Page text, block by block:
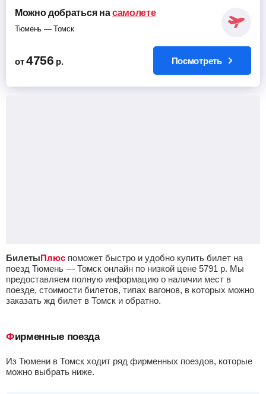
Можно добраться насамолете
Тюмень — Томск
от4756 р. Посмотреть
БилетыПлюс поможет быстро и удобно купить билет на
поезд Тюмень — Томск онлайн по низкой цене 5791 р. Мы
предоставляем полную информацию о наличии мест в
поезде, стоимости билетов, типах вагонов, в которых можно
заказать жд билет в Томск и обратно.
Фирменные поезда
из Тюмени в Томск ходит ряд фирменных поездов, которые
можно выбрать ниже.